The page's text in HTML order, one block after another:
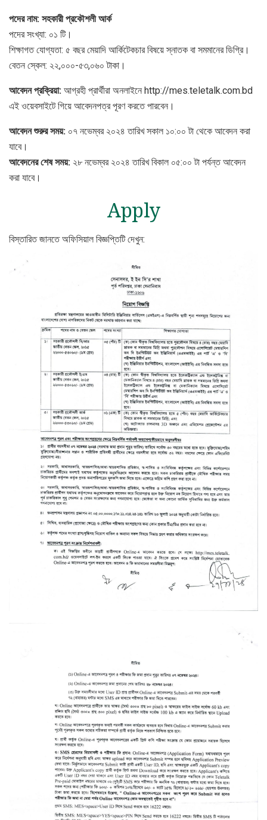
পদের নাম: সহকারী প্রকৌশলী আর্ক
পদের সংখ্যা: ০১ টি।
শিক্ষাগত যোগ্যতা: ৫ বছর মেয়াদি আর্কিটেকচার বিষয়ে স্নাতক বা সমমানের ডিগ্রি।
বেতন স্কেল: ২২,০০০-৫৩,০৬০ টাকা।
আবেদন প্রক্রিয়া: আগ্রহী প্রার্থীরা অনলাইনে http://mes.teletalk.com.bd
এই ওয়েবসাইটে গিয়ে আবেদনপত্র পূরণ করতে পারবেন।
আবেদন শুরুর সময়: ০৭ নভেম্বর ২০২৪ তারিখ সকাল ১০:০০ টা থেকে আবেদন করা
যাবে।
আবেদনের শেষ সময়: ২৮ নভেম্বর ২০২৪ তারিখ বিকাল ০৫:০০ টা পর্যন্ত আবেদন
করা যাবে।
Apply
বিস্তারিত জানতে অফিসিয়াল বিজ্ঞপ্তিটি দেখুন: